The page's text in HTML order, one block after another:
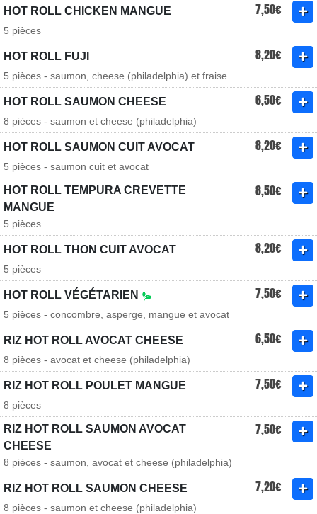
HOT ROLL CHICKEN MANGUE 7,50€
5 pièces
HOT ROLL FUJI 8,20€
5 pièces - saumon, cheese (philadelphia) et fraise
HOT ROLL SAUMON CHEESE 6,50€
8 pièces - saumon et cheese (philadelphia)
HOT ROLL SAUMON CUIT AVOCAT 8,20€
5 pièces - saumon cuit et avocat
HOT ROLL TEMPURA CREVETTE
MANGUE
8,50€
5 pièces
HOT ROLL THON CUIT AVOCAT 8,20€
5 pièces
HOT ROLL VÉGÉTARIEN 7,50€
5 pièces - concombre, asperge, mangue et avocat
RIZ HOT ROLL AVOCAT CHEESE 6,50€
8 pièces - avocat et cheese (philadelphia)
RIZ HOT ROLL POULET MANGUE 7,50€
8 pièces
RIZ HOT ROLL SAUMON AVOCAT
CHEESE
7,50€
8 pièces - saumon, avocat et cheese (philadelphia)
RIZ HOT ROLL SAUMON CHEESE 7,20€
8 pièces - saumon et cheese (philadelphia)